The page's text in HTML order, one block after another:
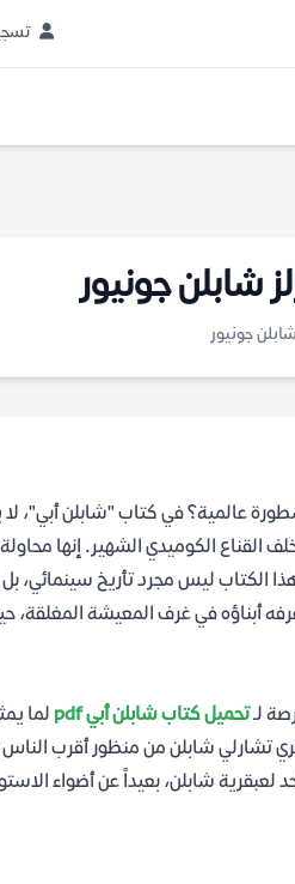
شابلن جونيور
جونيور
عالمية؟ في كتاب "شابلن أبي"، لا
القناع الكوميدي الشهير. إنها
الكتاب ليس مجرد تأريخ سينمائي،
أبناؤه في غرف المعيشة
لـتحميل كتاب شابلن أبي pdf
لما
تشارلي شابلن من منظور أقرب
شابلن، بعيداً عن أضواء